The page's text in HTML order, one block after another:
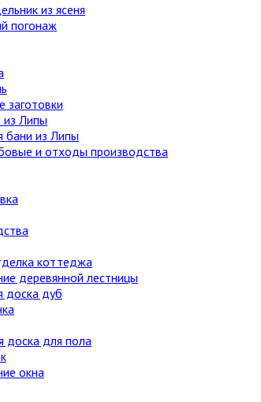
из ясеня
погонаж
заготовки
Липы
бани из Липы
и отходы производства
коттеджа
деревянной лестницы
доска дуб
доска для пола
окна